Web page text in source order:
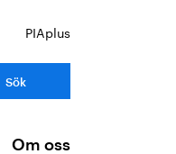
PIAplus
Om oss